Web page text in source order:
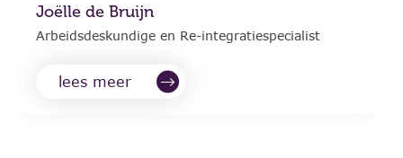
Joëlle de Bruijn
Arbeidsdeskundige en Re-integratiespecialist
lees meer